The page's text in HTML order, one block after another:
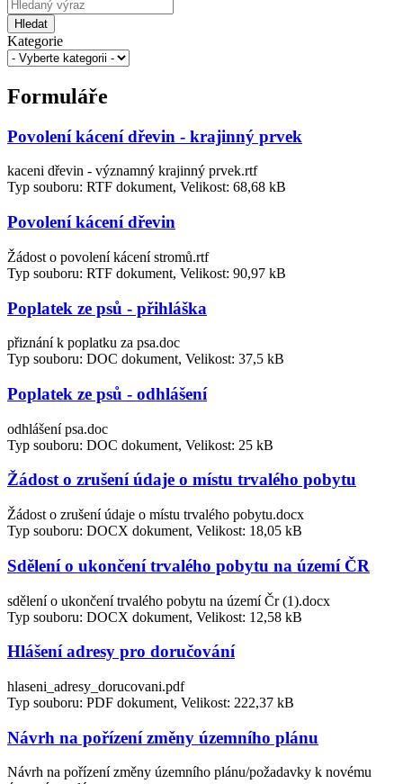
Hledat
Kategorie
Formuláře
Povolení kácení dřevin - krajinný prvek
kaceni dřevin - významný krajinný prvek.rtf
Typ souboru: RTF dokument, Velikost: 68,68 kB
Povolení kácení dřevin
Žádost o povolení kácení stromů.rtf
Typ souboru: RTF dokument, Velikost: 90,97 kB
Poplatek ze psů - přihláška
přiznání k poplatku za psa.doc
Typ souboru: DOC dokument, Velikost: 37,5 kB
Poplatek ze psů - odhlášení
odhlášení psa.doc
Typ souboru: DOC dokument, Velikost: 25 kB
Žádost o zrušení údaje o místu trvalého pobytu
Žádost o zrušení údaje o místu trvalého pobytu.docx
Typ souboru: DOCX dokument, Velikost: 18,05 kB
Sdělení o ukončení trvalého pobytu na území ČR
sdělení o ukončení trvalého pobytu na území Čr (1).docx
Typ souboru: DOCX dokument, Velikost: 12,58 kB
Hlášení adresy pro doručování
hlaseni_adresy_dorucovani.pdf
Typ souboru: PDF dokument, Velikost: 222,37 kB
Návrh na pořízení změny územního plánu
Návrh na pořízení změny územního plánu/požadavky k novému